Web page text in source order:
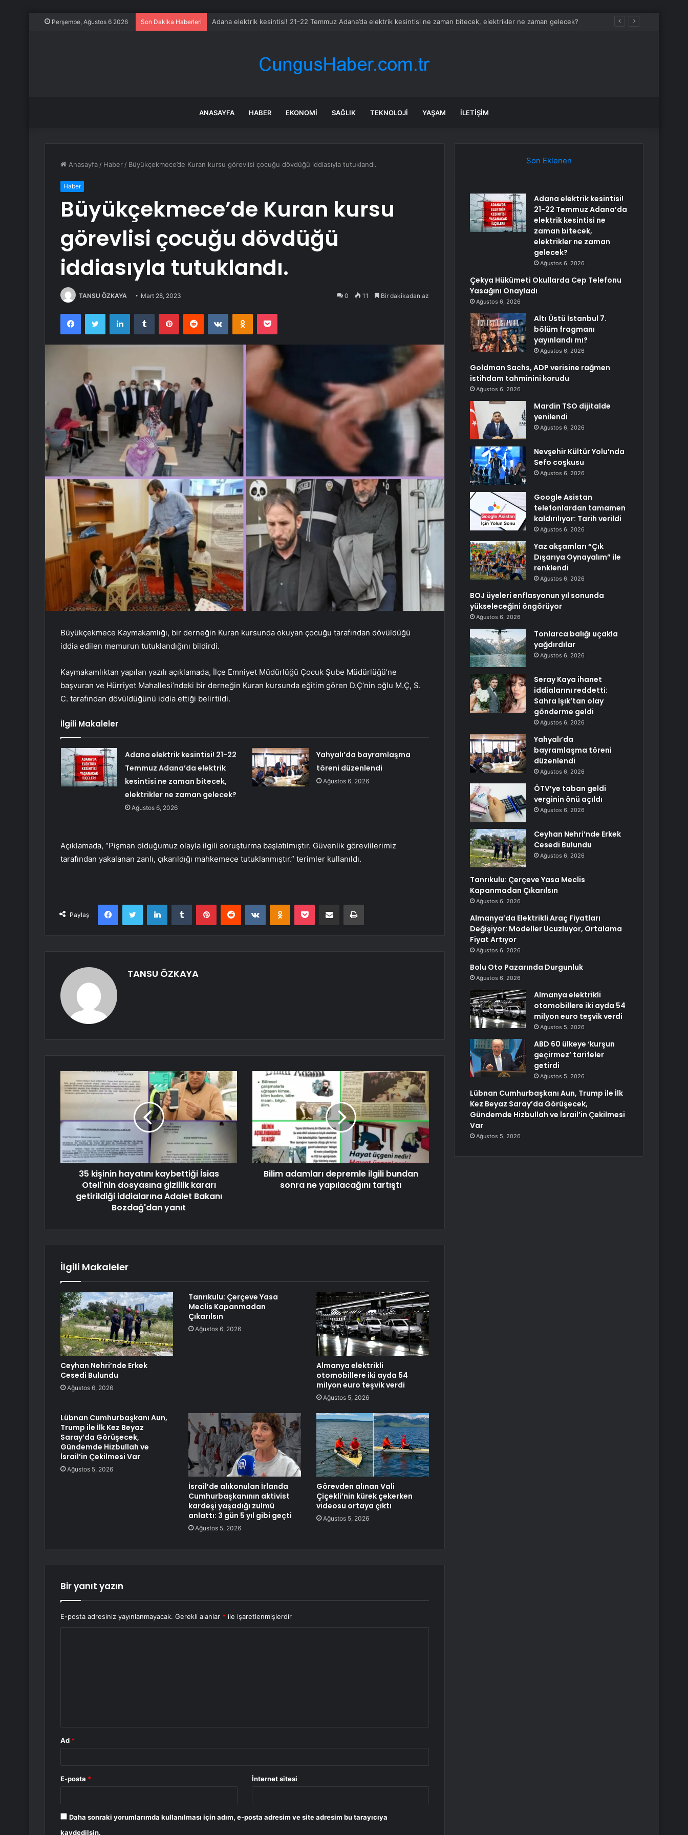
Perşembe, Ağustos 6 2026 Son Dakika Haberleri Adana elektrik kesintisi! 21-22 Temmuz Adana’da elektrik kesintisi ne zaman bitecek, elektrikler ne zaman gelecek?
ANASAYFA HABER EKONOMI SAĞLIK TEKNOLOJI YAŞAM İLETIŞIM
Anasayfa / Haber / Büyükçekmece’de Kuran kursu görevlisi çocuğu dövdüğü iddiasıyla tutuklandı.
Haber
Büyükçekmece’de Kuran kursu
görevlisi çocuğu dövdüğü
iddiasıyla tutuklandı.
TANSU ÖZKAYA Mart 28, 2023 0 11 Bir dakikadan az
FacebookTwitter LinkedInTumblr PinterestReddit VKontakteOdnoklassniki
Pocket
Büyükçekmece Kaymakamlığı, bir derneğin Kuran kursunda okuyan çocuğu tarafından dövüldüğü
iddia edilen memurun tutuklandığını bildirdi.
Kaymakamlıktan yapılan yazılı açıklamada, İlçe Emniyet Müdürlüğü Çocuk Şube Müdürlüğü’ne
başvuran ve Hürriyet Mahallesi’ndeki bir derneğin Kuran kursunda eğitim gören D.Ç’nin oğlu M.Ç, S.
C. tarafından dövüldüğünü iddia ettiği belirtildi.
İlgili Makaleler
Adana elektrik kesintisi! 21-22
Temmuz Adana’da elektrik
kesintisi ne zaman bitecek,
elektrikler ne zaman gelecek?
Ağustos 6, 2026
Yahyalı’da bayramlaşma
töreni düzenlendi
Ağustos 6, 2026
Açıklamada, “Pişman olduğumuz olayla ilgili soruşturma başlatılmıştır. Güvenlik görevlilerimiz
tarafından yakalanan zanlı, çıkarıldığı mahkemece tutuklanmıştır.” terimler kullanıldı.
Paylaş
FacebookTwitter LinkedInTumblr PinterestReddit VKontakteOdnoklassniki
Pocket E-Posta ile paylaş Yazdır
TANSU ÖZKAYA
35 kişinin hayatını kaybettiği İsias
Oteli'nin dosyasına gizlilik kararı
getirildiği iddialarına Adalet Bakanı
Bozdağ'dan yanıt
Bilim adamları depremle ilgili bundan
sonra ne yapılacağını tartıştı
İlgili Makaleler
Ceyhan Nehri’nde Erkek
Cesedi Bulundu
Ağustos 6, 2026
Tanrıkulu: Çerçeve Yasa
Meclis Kapanmadan
Çıkarılsın
Ağustos 6, 2026
Almanya elektrikli
otomobillere iki ayda 54
milyon euro teşvik verdi
Ağustos 5, 2026
Lübnan Cumhurbaşkanı Aun,
Trump ile İlk Kez Beyaz
Saray’da Görüşecek,
Gündemde Hizbullah ve
İsrail’in Çekilmesi Var
Ağustos 5, 2026
İsrail’de alıkonulan İrlanda
Cumhurbaşkanının aktivist
kardeşi yaşadığı zulmü
anlattı: 3 gün 5 yıl gibi geçti
Ağustos 5, 2026
Görevden alınan Vali
Çiçekli’nin kürek çekerken
videosu ortaya çıktı
Ağustos 5, 2026
Bir yanıt yazın
E-posta adresiniz yayınlanmayacak. Gerekli alanlar * ile işaretlenmişlerdir
Ad *
E-posta * İnternet sitesi
Daha sonraki yorumlarımda kullanılması için adım, e-posta adresim ve site adresim bu tarayıcıya
kaydedilsin.
Son Eklenen
Adana elektrik kesintisi!
21-22 Temmuz Adana’da
elektrik kesintisi ne
zaman bitecek,
elektrikler ne zaman
gelecek?
Ağustos 6, 2026
Çekya Hükümeti Okullarda Cep Telefonu
Yasağını Onayladı
Ağustos 6, 2026
Altı Üstü İstanbul 7.
bölüm fragmanı
yayınlandı mı?
Ağustos 6, 2026
Goldman Sachs, ADP verisine rağmen
istihdam tahminini korudu
Ağustos 6, 2026
Mardin TSO dijitalde
yenilendi
Ağustos 6, 2026
Nevşehir Kültür Yolu’nda
Sefo coşkusu
Ağustos 6, 2026
Google Asistan
telefonlardan tamamen
kaldırılıyor: Tarih verildi
Ağustos 6, 2026
Yaz akşamları “Çık
Dışarıya Oynayalım” ile
renklendi
Ağustos 6, 2026
BOJ üyeleri enflasyonun yıl sonunda
yükseleceğini öngörüyor
Ağustos 6, 2026
Tonlarca balığı uçakla
yağdırdılar
Ağustos 6, 2026
Seray Kaya ihanet
iddialarını reddetti:
Sahra Işık’tan olay
gönderme geldi
Ağustos 6, 2026
Yahyalı’da
bayramlaşma töreni
düzenlendi
Ağustos 6, 2026
ÖTV’ye taban geldi
verginin önü açıldı
Ağustos 6, 2026
Ceyhan Nehri’nde Erkek
Cesedi Bulundu
Ağustos 6, 2026
Tanrıkulu: Çerçeve Yasa Meclis
Kapanmadan Çıkarılsın
Ağustos 6, 2026
Almanya’da Elektrikli Araç Fiyatları
Değişiyor: Modeller Ucuzluyor, Ortalama
Fiyat Artıyor
Ağustos 6, 2026
Bolu Oto Pazarında Durgunluk
Ağustos 6, 2026
Almanya elektrikli
otomobillere iki ayda 54
milyon euro teşvik verdi
Ağustos 5, 2026
ABD 60 ülkeye ‘kurşun
geçirmez’ tarifeler
getirdi
Ağustos 5, 2026
Lübnan Cumhurbaşkanı Aun, Trump ile İlk
Kez Beyaz Saray’da Görüşecek,
Gündemde Hizbullah ve İsrail’in Çekilmesi
Var
Ağustos 5, 2026